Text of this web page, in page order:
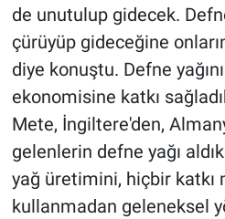
de unutulup gidecek.
çürüyüp gideceğine onların
diye konuştu. Defne
ekonomisine katkı
Mete, İngiltere'den,
gelenlerin defne yağı
yağ üretimini, hiçbir katkı
kullanmadan geleneksel